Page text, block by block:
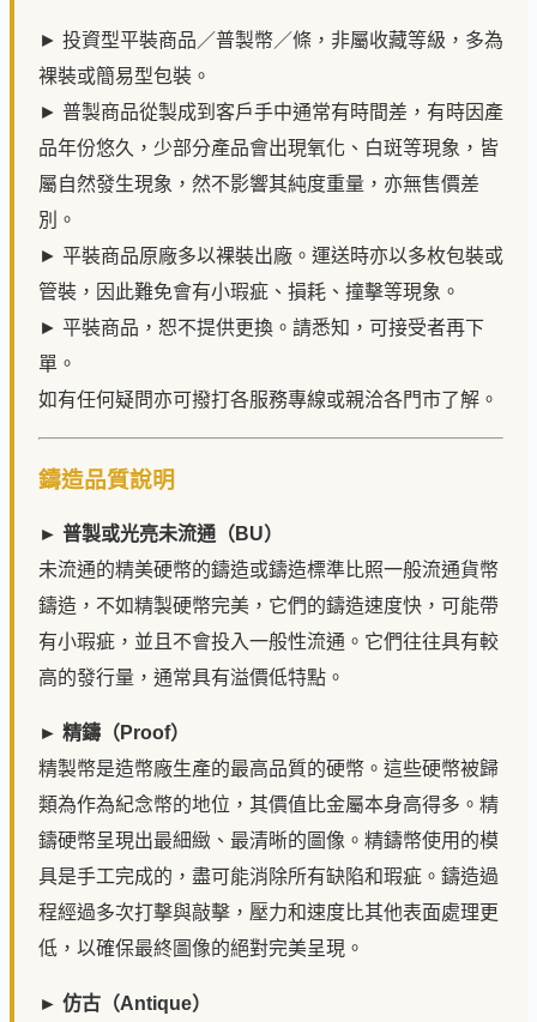
► 投資型平裝商品／普製幣／條，非屬收藏等級，多為
裸裝或簡易型包裝。
► 普製商品從製成到客戶手中通常有時間差，有時因產
品年份悠久，少部分產品會出現氧化、白斑等現象，皆
屬自然發生現象，然不影響其純度重量，亦無售價差
別。
► 平裝商品原廠多以裸裝出廠。運送時亦以多枚包裝或
管裝，因此難免會有小瑕疵、損耗、撞擊等現象。
► 平裝商品，恕不提供更換。請悉知，可接受者再下
單。
如有任何疑問亦可撥打各服務專線或親洽各門市了解。
鑄造品質說明
► 普製或光亮未流通（BU）
未流通的精美硬幣的鑄造或鑄造標準比照一般流通貨幣
鑄造，不如精製硬幣完美，它們的鑄造速度快，可能帶
有小瑕疵，並且不會投入一般性流通。它們往往具有較
高的發行量，通常具有溢價低特點。
► 精鑄（Proof）
精製幣是造幣廠生產的最高品質的硬幣。這些硬幣被歸
類為作為紀念幣的地位，其價值比金屬本身高得多。精
鑄硬幣呈現出最細緻、最清晰的圖像。精鑄幣使用的模
具是手工完成的，盡可能消除所有缺陷和瑕疵。鑄造過
程經過多次打擊與敲擊，壓力和速度比其他表面處理更
低，以確保最終圖像的絕對完美呈現。
► 仿古（Antique）